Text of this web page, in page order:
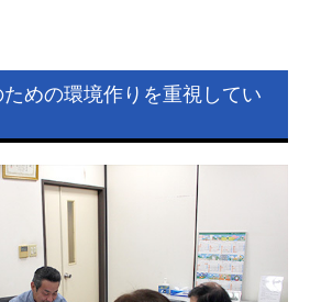
めの環境作りを重視してい